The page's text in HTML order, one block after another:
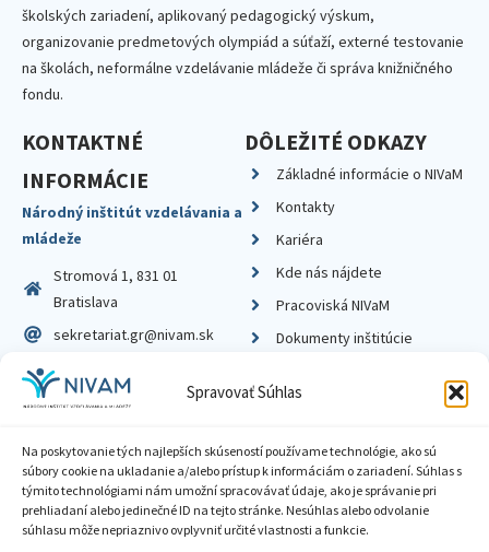
Spravovať Súhlas
Na poskytovanie tých najlepších skúseností používame technológie, ako sú
súbory cookie na ukladanie a/alebo prístup k informáciám o zariadení. Súhlas s
týmito technológiami nám umožní spracovávať údaje, ako je správanie pri
prehliadaní alebo jedinečné ID na tejto stránke. Nesúhlas alebo odvolanie
súhlasu môže nepriaznivo ovplyvniť určité vlastnosti a funkcie.
školských zariadení, aplikovaný pedagogický výskum,
organizovanie predmetových olympiád a súťaží, externé testovanie
na školách, neformálne vzdelávanie mládeže či správa knižničného
fondu.
KONTAKTNÉ
INFORMÁCIE
Národný inštitút vzdelávania a
mládeže
Stromová 1, 831 01
Bratislava
sekretariat.gr@nivam.sk
IČO: 00164348
DIČ: 2020798714
DÔLEŽITÉ ODKAZY
Základné informácie o NIVaM
Kontakty
Kariéra
Kde nás nájdete
Pracoviská NIVaM
Dokumenty inštitúcie
Zásady ochrany súkromia